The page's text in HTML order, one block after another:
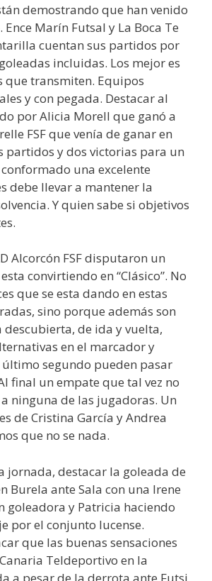
demostrando que han venido
Marín Futsal y La Boca Te
cuentan sus partidos por
incluidas. Los mejor es
que transmiten. Equipos
y con pegada. Destacar al
por Alicia Morell que ganó a
FSF que venía de ganar en
partidos y dos victorias para un
una excelente
debe llevar a mantener la
Y quien sabe si objetivos
Alcorcón FSF disputaron un
convirtiendo en “Clásico”. No
que se esta dando en estas
sino porque además son
de ida y vuelta,
en el marcador y
segundo pueden pasar
final un empate que tal vez no
ninguna de las jugadoras. Un
de Cristina García y Andrea
que no se nada.
jornada, destacar la goleada de
Burela ante Sala con una Irene
goleadora y Patricia haciendo
por el conjunto lucense.
que las buenas sensaciones
Teldeportivo en la
a pesar de la derrota ante Futsi